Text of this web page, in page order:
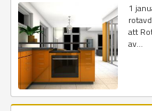
1
att
av...